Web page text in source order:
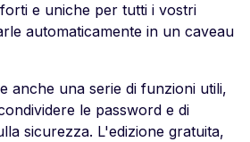
e uniche per tutti i vostri
automaticamente in un caveau
anche una serie di funzioni utili,
le password e di
sicurezza. L'edizione gratuita,